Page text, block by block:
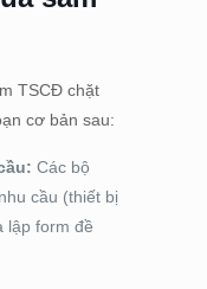
TSCĐ chặt
cơ bản sau:
Các bộ
cầu (thiết bị
lập form đề